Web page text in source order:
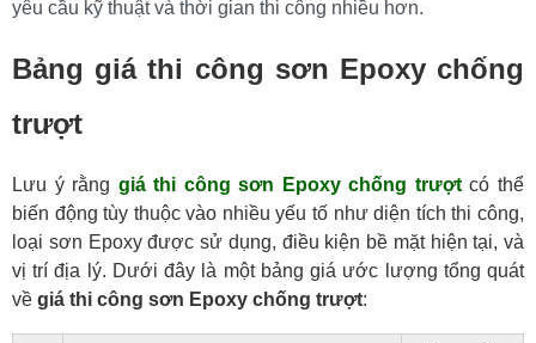
yêu cầu kỹ thuật và thời gian thi công nhiều hơn.
Bảng giá thi công sơn Epoxy chống
trượt
Lưu ý rằng giá thi công sơn Epoxy chống trượtcó thể
biến động tùy thuộc vào nhiều yếu tố như diện tích thi công,
loại sơn Epoxy được sử dụng, điều kiện bề mặt hiện tại, và
vị trí địa lý. Dưới đây là một bảng giá ước lượng tổng quát
về giá thi công sơn Epoxy chống trượt: